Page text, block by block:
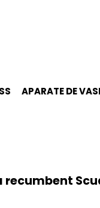
APARATE DE